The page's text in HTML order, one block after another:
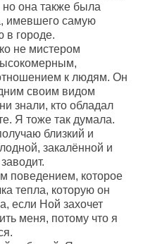
но она также была
имевшего самую
в городе.
не мистером
к людям. Он
своим видом
знали, кто обладал
Я тоже так думала.
близкий и
закалённой и
поведением, которое
тепла, которую он
если Ной захочет
меня, потому что я